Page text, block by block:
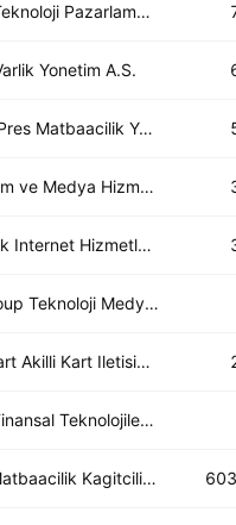
E-Data Teknoloji Pazarlama AS
Yonetim A.S.
Prizma Pres Matbaacilik Yayincilik Sanayi ve Ticaret AS
PC Iletisim ve Medya Hizmetleri Sanayi Ticaret AS
Mackolik Internet Hizmetleri Ticaret AS
Gate Group Teknoloji Medya Ve Siber Guvenlik Hizmetleri A.S.
Plastikkart Akilli Kart Iletisim Sistemleri Sanayi ve Ticaret A.S.
Skyalp Finansal Teknolojiler ve Danismanlik A.S
Saray Matbaacilik Kagitcilik Kirtasiyecilik Ticaret Ve Sanayi A.S.